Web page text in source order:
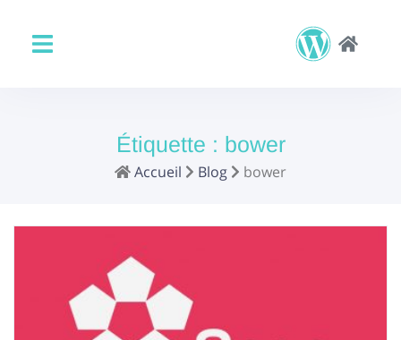
Étiquette : bower
Accueil Blog bower